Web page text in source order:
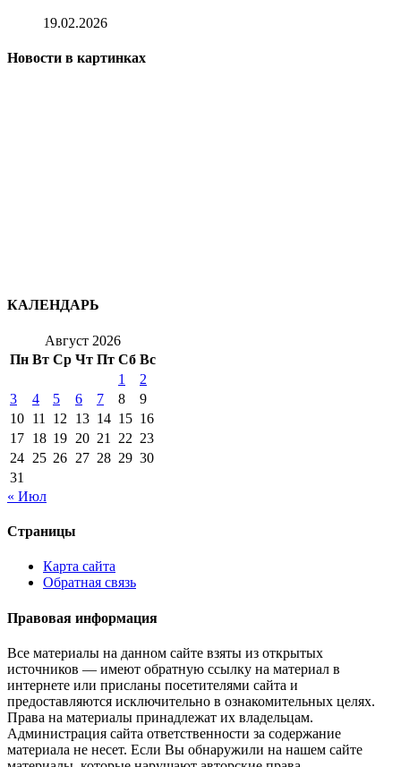
19.02.2026
Новости в картинках
КАЛЕНДАРЬ
Август 2026
Пн Вт Ср Чт Пт Сб Вс
1
2
3
4 5 6 7 8
9
10 11 12 13 14 15 16
17 18 19 20 21 22 23
24 25 26 27 28 29 30
31
« Июл
Страницы
Карта сайта
Обратная связь
Правовая информация
Все материалы на данном сайте взяты из открытых
источников — имеют обратную ссылку на материал в
интернете или присланы посетителями сайта и
предоставляются исключительно в ознакомительных целях.
Права на материалы принадлежат их владельцам.
Администрация сайта ответственности за содержание
материала не несет. Если Вы обнаружили на нашем сайте